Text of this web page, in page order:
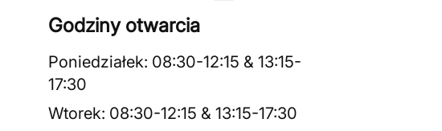
Godziny otwarcia
Poniedziałek: 08:30-12:15 & 13:15-
17:30
Wtorek: 08:30-12:15 & 13:15-17:30